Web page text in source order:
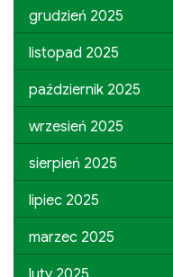
grudzień 2025
listopad 2025
październik 2025
wrzesień 2025
sierpień 2025
lipiec 2025
marzec 2025